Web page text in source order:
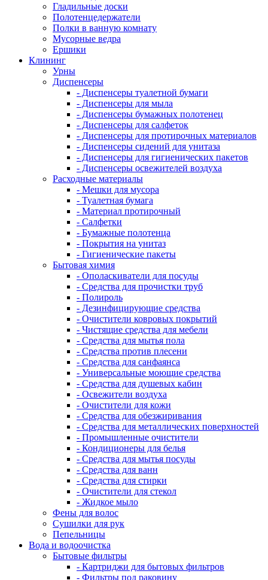
Гладильные доски
Полотенцедержатели
Полки в ванную комнату
Мусорные ведра
Ершики
Клининг
Урны
Диспенсеры
- Диспенсеры туалетной бумаги
- Диспенсеры для мыла
- Диспенсеры бумажных полотенец
- Диспенсеры для салфеток
- Диспенсеры для протирочных материалов
- Диспенсеры сидений для унитаза
- Диспенсеры для гигиенических пакетов
- Диспенсеры освежителей воздуха
Расходные материалы
- Мешки для мусора
- Туалетная бумага
- Материал протирочный
- Салфетки
- Бумажные полотенца
- Покрытия на унитаз
- Гигиенические пакеты
Бытовая химия
- Ополаскиватели для посуды
- Средства для прочистки труб
- Полироль
- Дезинфицирующие средства
- Очистители ковровых покрытий
- Чистящие средства для мебели
- Средства для мытья пола
- Средства против плесени
- Средства для санфаянса
- Универсальные моющие средства
- Средства для душевых кабин
- Освежители воздуха
- Очистители для кожи
- Средства для обезжиривания
- Средства для металлических поверхностей
- Промышленные очистители
- Кондиционеры для белья
- Средства для мытья посуды
- Средства для ванн
- Средства для стирки
- Очистители для стекол
- Жидкое мыло
Фены для волос
Сушилки для рук
Пепельницы
Вода и водоочистка
Бытовые фильтры
- Картриджи для бытовых фильтров
- Фильтры под раковину